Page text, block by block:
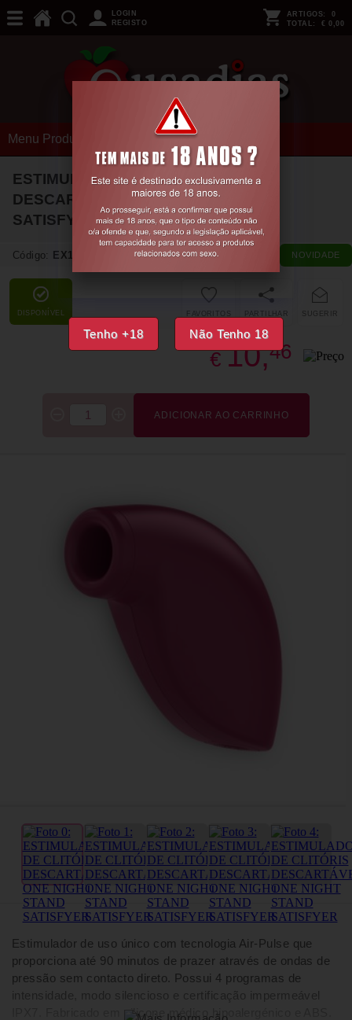
Tenho +18 Não Tenho 18
LOGIN
REGISTO
ARTIGOS: 0
TOTAL: € 0,00
Menu Produtos
ESTIMULADOR DE CLITÓRIS
DESCARTÁVEL ONE NIGHT STAND
SATISFYER
Código: EX16802 NOVIDADE
DISPONÍVEL SUGERIR
PARTILHAR
FAVORITOS
€ 10,46
ADICIONAR AO CARRINHO
Estimulador de uso único com tecnologia Air-Pulse que
proporciona até 90 minutos de prazer através de ondas de
pressão sem contacto direto. Possui 4 programas de
intensidade, modo silencioso e certificação impermeável
IPX7. Fabricado em silicone médico hipoalergénico e ABS.